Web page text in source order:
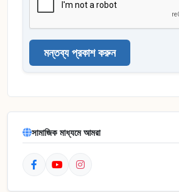
মন্তব্য প্রকাশ করুন
সামাজিক মাধ্যমে আমরা